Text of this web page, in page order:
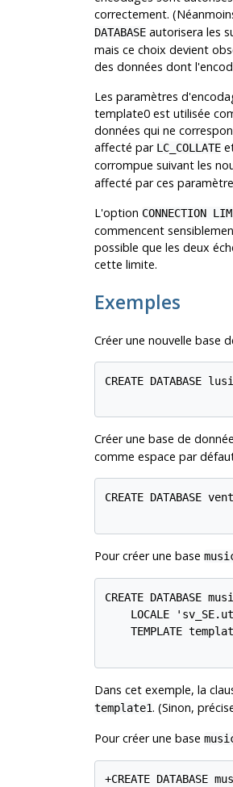
correctement.
DATABASEautorisera les
mais ce choix devient
des données dont
Les paramètres
template0 est utilisée
données qui ne
affecté par LC_COLLATE
corrompue suivant les
affecté par ces
L'option CONNECTION
commencent
possible que les deux
cette limite.
Exemples
Créer une nouvelle base
CREATE DATABASE
Créer une base de
comme espace par
CREATE DATABASE
Pour créer une base
CREATE DATABASE
LOCALE
TEMPLATE
Dans cet exemple, la
template1. (Sinon,
Pour créer une base
+CREATE DATABASE